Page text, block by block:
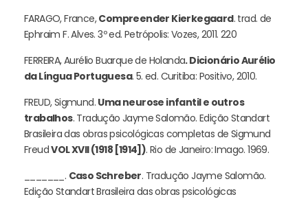
FARAGO, France,Compreender Kierkegaard. trad. de
Ephraim F. Alves. 3º ed. Petrópolis: Vozes, 2011. 220
FERREIRA, Aurélio Buarque de Holanda. Dicionário Aurélio
da Língua Portuguesa. 5. ed. Curitiba: Positivo, 2010.
FREUD, Sigmund. Uma neurose infantil e outros
trabalhos. Tradução Jayme Salomão. Edição Standart
Brasileira das obras psicológicas completas de Sigmund
FreudVOL XVII (1918 [1914]). Rio de Janeiro: Imago. 1969.
_______. Caso Schreber. Tradução Jayme Salomão.
Edição Standart Brasileira das obras psicológicas